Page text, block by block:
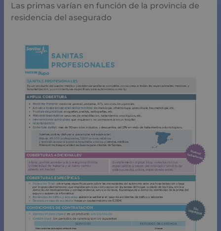
Las primas varían en función de la provincia de
residencia del asegurado